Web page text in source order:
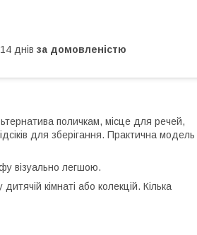
днів за домовленістю
поличкам, місце для речей,
для зберігання. Практична модель
візуально легшою.
кімнаті або колекцій. Кілька